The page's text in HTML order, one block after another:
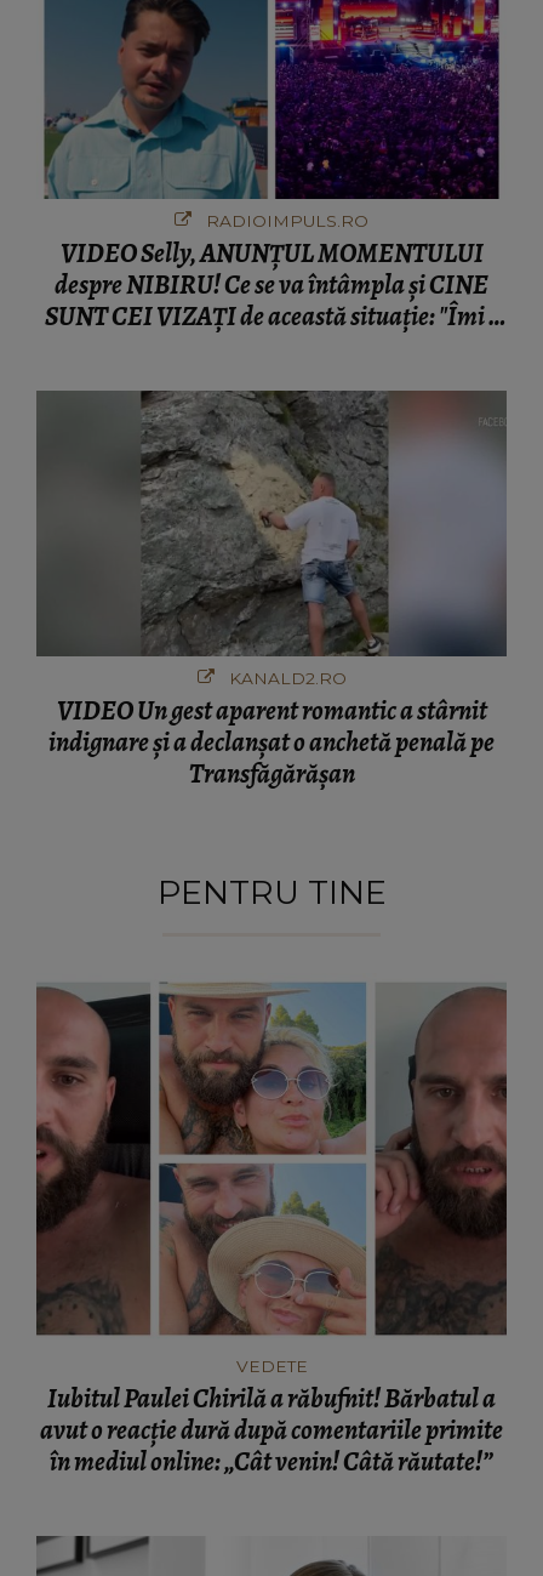
RADIOIMPULS.RO
VIDEO Selly, ANUNȚUL MOMENTULUI
despre NIBIRU! Ce se va întâmpla și CINE
SUNT CEI VIZAȚI de această situație: "Îmi e
KANALD2.RO
VIDEO Un gest aparent romantic a stârnit
indignare și a declanșat o anchetă penală pe
Transfăgărășan
PENTRU TINE
VEDETE
Iubitul Paulei Chirilă a răbufnit! Bărbatul a
avut o reacție dură după comentariile primite
în mediul online: „Cât venin! Câtă răutate!”